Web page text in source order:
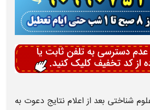
شناختی بعد از اعلام نتایج دعوت به